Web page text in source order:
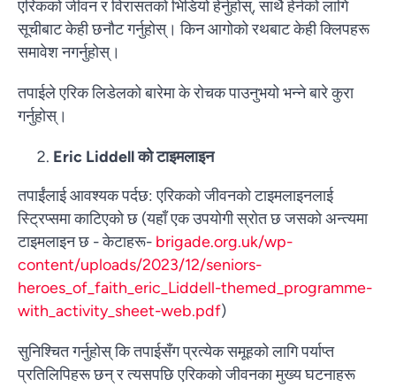
एरिकको जीवन र विरासतको भिडियो हेर्नुहोस्, साथै हेर्नको लागि
सूचीबाट केही छनौट गर्नुहोस्। किन आगोको रथबाट केही क्लिपहरू
समावेश नगर्नुहोस्।
तपाईले एरिक लिडेलको बारेमा के रोचक पाउनुभयो भन्ने बारे कुरा
गर्नुहोस्।
Eric Liddell को टाइमलाइन
तपाईंलाई आवश्यक पर्दछ: एरिकको जीवनको टाइमलाइनलाई
स्ट्रिप्समा काटिएको छ (यहाँ एक उपयोगी स्रोत छ जसको अन्त्यमा
टाइमलाइन छ - केटाहरू- brigade.org.uk/wp-
content/uploads/2023/12/seniors-
heroes_of_faith_eric_Liddell-themed_programme-
with_activity_sheet-web.pdf)
सुनिश्चित गर्नुहोस् कि तपाईसँग प्रत्येक समूहको लागि पर्याप्त
प्रतिलिपिहरू छन् र त्यसपछि एरिकको जीवनका मुख्य घटनाहरू